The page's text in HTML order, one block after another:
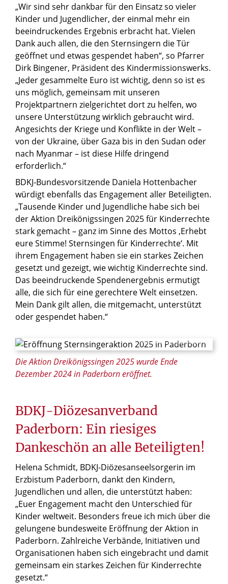
© Besim Mazhiqi / Erzistum Paderborn
Die Aktion Dreikönigssingen 2025 wurde Ende
Dezember 2024 in Paderborn eröffnet.
„Wir sind sehr dankbar für den Einsatz so vieler
Kinder und Jugendlicher, der einmal mehr ein
beeindruckendes Ergebnis erbracht hat. Vielen
Dank auch allen, die den Sternsingern die Tür
geöffnet und etwas gespendet haben“, so Pfarrer
Dirk Bingener, Präsident des Kindermissionswerks.
„Jeder gesammelte Euro ist wichtig, denn so ist es
uns möglich, gemeinsam mit unseren
Projektpartnern zielgerichtet dort zu helfen, wo
unsere Unterstützung wirklich gebraucht wird.
Angesichts der Kriege und Konflikte in der Welt –
von der Ukraine, über Gaza bis in den Sudan oder
nach Myanmar – ist diese Hilfe dringend
erforderlich.“
BDKJ-Bundesvorsitzende Daniela Hottenbacher
würdigt ebenfalls das Engagement aller Beteiligten.
„Tausende Kinder und Jugendliche habe sich bei
der Aktion Dreikönigssingen 2025 für Kinderrechte
stark gemacht – ganz im Sinne des Mottos ‚Erhebt
eure Stimme! Sternsingen für Kinderrechte‘. Mit
ihrem Engagement haben sie ein starkes Zeichen
gesetzt und gezeigt, wie wichtig Kinderrechte sind.
Das beeindruckende Spendenergebnis ermutigt
alle, die sich für eine gerechtere Welt einsetzen.
Mein Dank gilt allen, die mitgemacht, unterstützt
oder gespendet haben.“
BDKJ-Diözesanverband
Paderborn: Ein riesiges
Dankeschön an alle Beteiligten!
Helena Schmidt, BDKJ-Diözesanseelsorgerin im
Erzbistum Paderborn, dankt den Kindern,
Jugendlichen und allen, die unterstützt haben:
„Euer Engagement macht den Unterschied für
Kinder weltweit. Besonders freue ich mich über die
gelungene bundesweite Eröffnung der Aktion in
Paderborn. Zahlreiche Verbände, Initiativen und
Organisationen haben sich eingebracht und damit
gemeinsam ein starkes Zeichen für Kinderrechte
gesetzt.“